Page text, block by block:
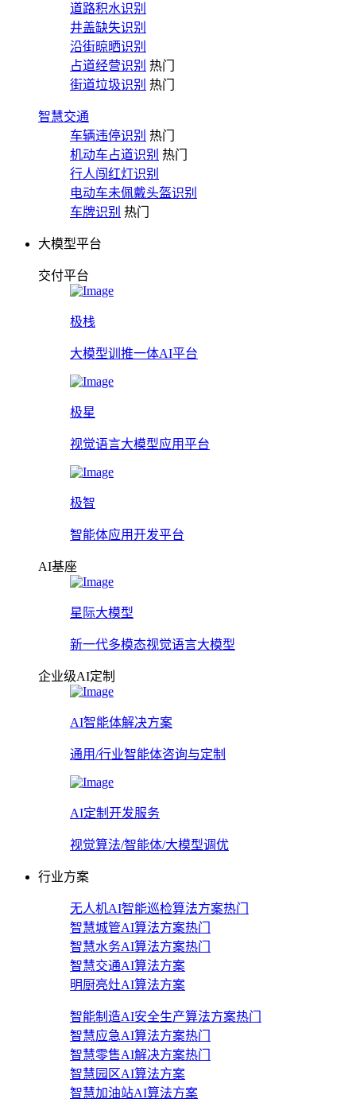
道路积水识别
井盖缺失识别
沿街晾晒识别
占道经营识别 热门
街道垃圾识别 热门
智慧交通
车辆违停识别 热门
机动车占道识别 热门
行人闯红灯识别
电动车未佩戴头盔识别
车牌识别 热门
大模型平台
交付平台
极栈
大模型训推一体AI平台
极星
视觉语言大模型应用平台
极智
智能体应用开发平台
AI基座
星际大模型
新一代多模态视觉语言大模型
企业级AI定制
AI智能体解决方案
通用/行业智能体咨询与定制
AI定制开发服务
视觉算法/智能体/大模型调优
行业方案
无人机AI智能巡检算法方案热门
智慧城管AI算法方案热门
智慧水务AI算法方案热门
智慧交通AI算法方案
明厨亮灶AI算法方案
智能制造AI安全生产算法方案热门
智慧应急AI算法方案热门
智慧零售AI解决方案热门
智慧园区AI算法方案
智慧加油站AI算法方案